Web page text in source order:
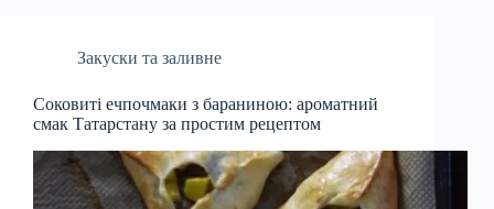
Закуски та заливне
Соковиті ечпочмаки з бараниною: ароматний
смак Татарстану за простим рецептом